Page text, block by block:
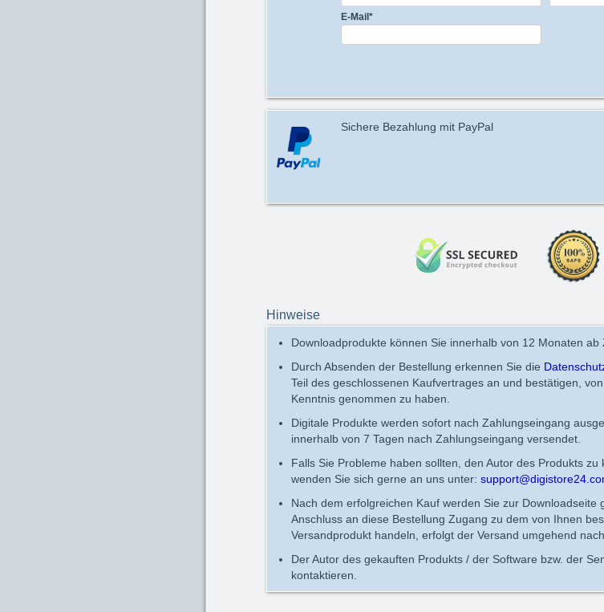
E-Mail*
Sichere Bezahlung mit PayPal
Hinweise
Downloadprodukte können Sie innerhalb von 12 Monaten ab
Durch Absenden der Bestellung erkennen Sie die
Teil des geschlossenen Kaufvertrages an und bestätigen,
Kenntnis genommen zu haben.
Digitale Produkte werden sofort nach Zahlungseingang
innerhalb von 7 Tagen nach Zahlungseingang versendet.
Falls Sie Probleme haben sollten, den Autor des Produkts zu
wenden Sie sich gerne an uns unter:
Nach dem erfolgreichen Kauf werden Sie zur Downloadseite
Anschluss an diese Bestellung Zugang zu dem von Ihnen
Versandprodukt handeln, erfolgt der Versand umgehend
Der Autor des gekauften Produkts / der Software bzw. der
kontaktieren.